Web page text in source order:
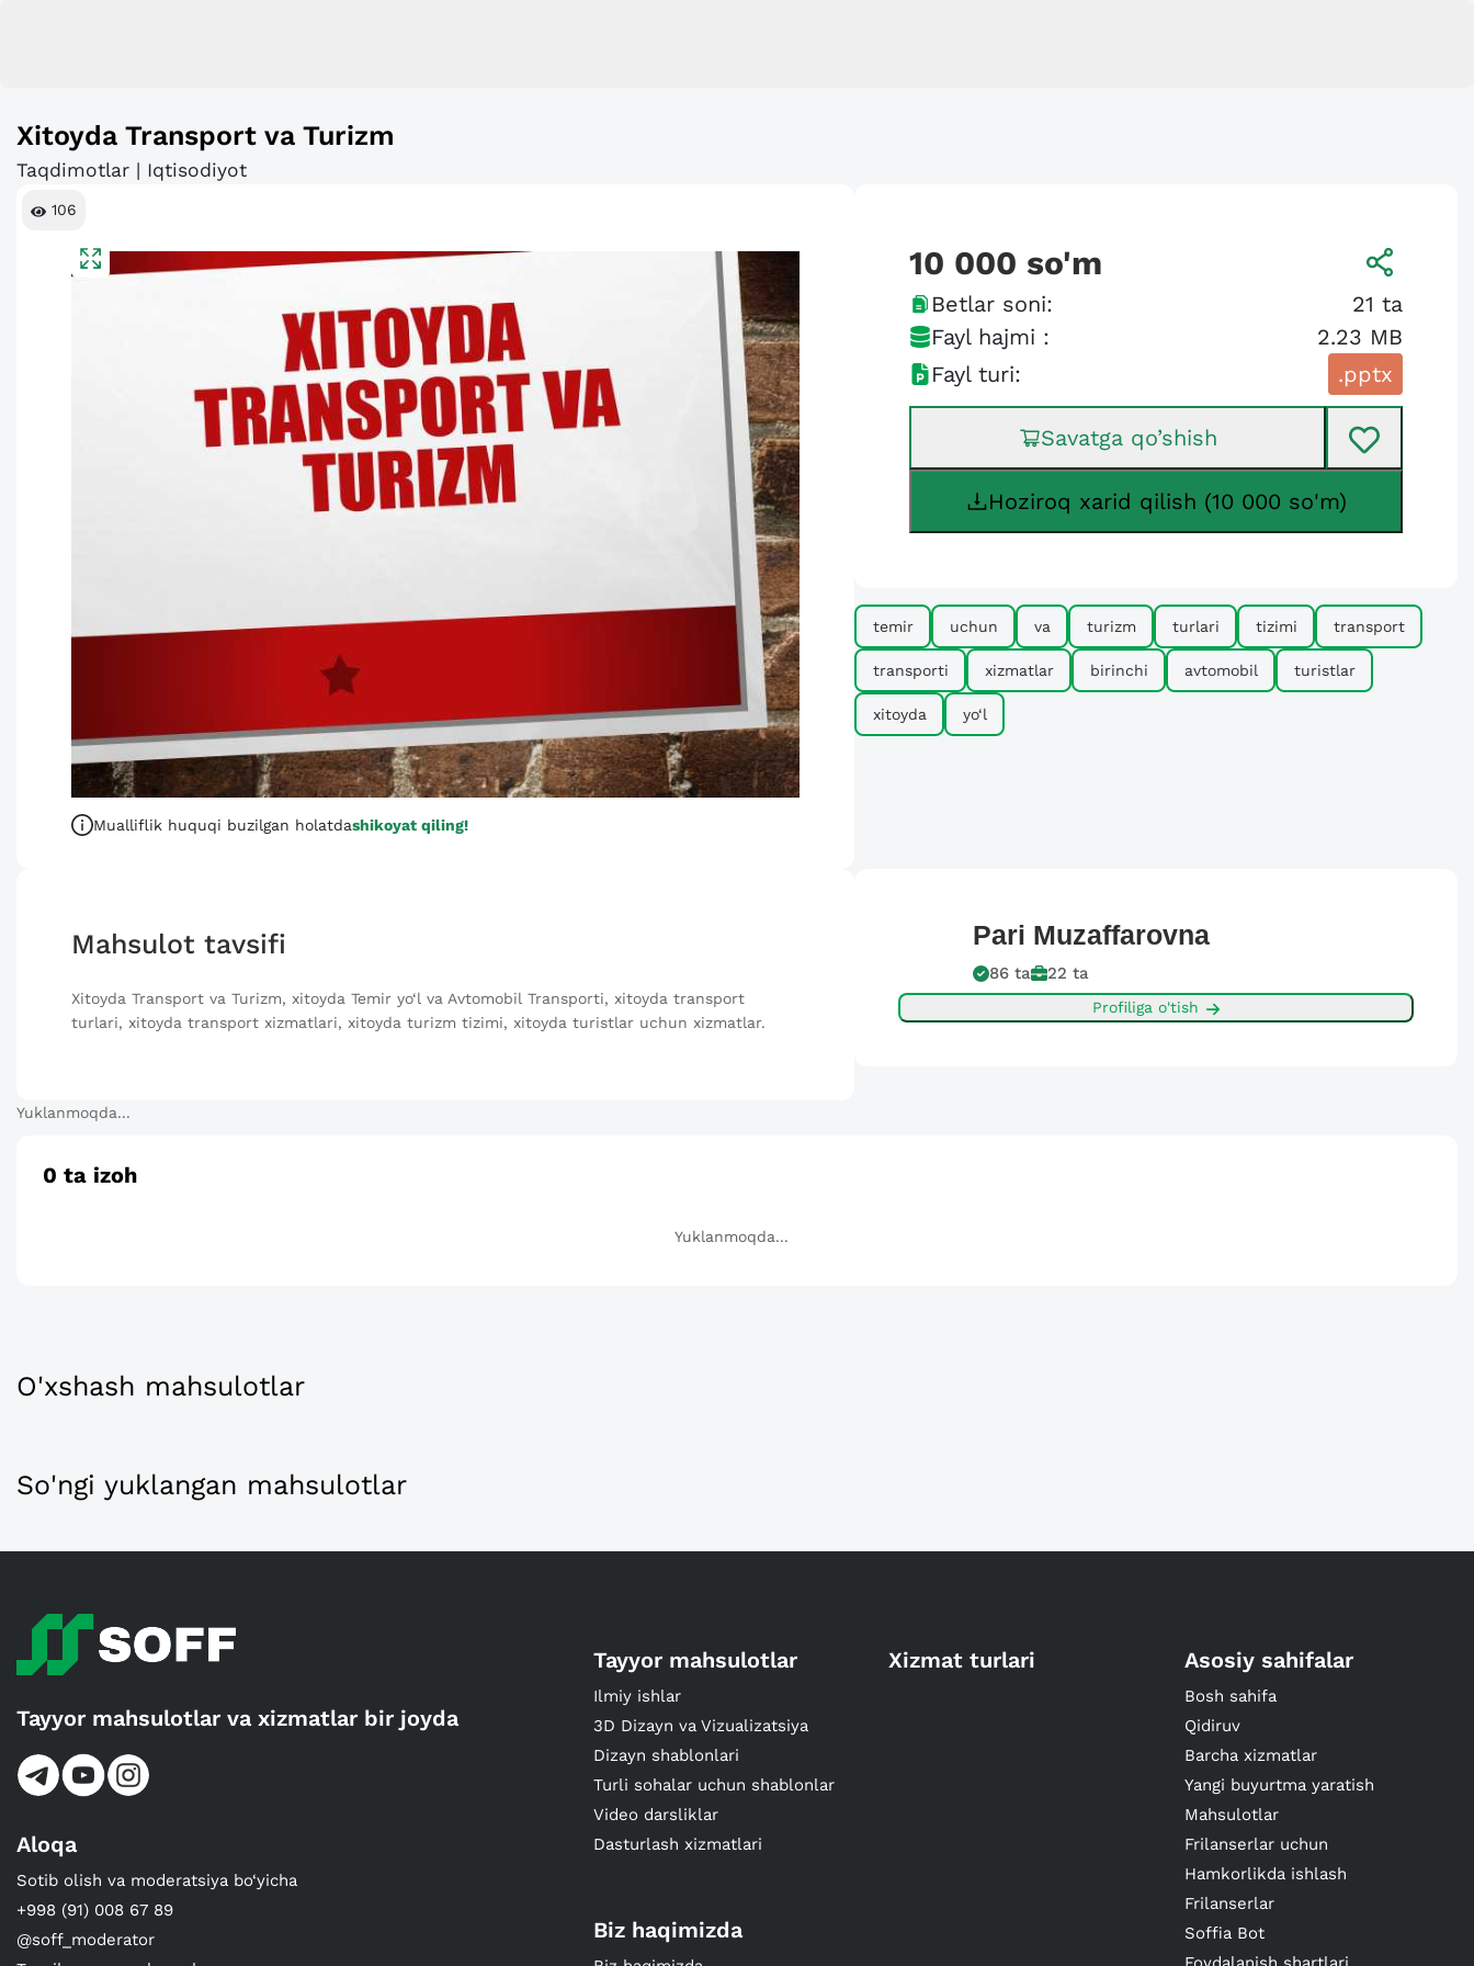
Xitoyda Transport va Turizm
Taqdimotlar | Iqtisodiyot
106
Mualliflik huquqi buzilgan holatdashikoyat qiling!
10 000 so'm
Betlar soni: 21 ta
Fayl hajmi :
2.23 MB
Fayl turi:
.pptx
Savatga qo’shish
Hoziroq xarid qilish (10 000 so'm)
temir uchun va turizm turlari tizimi transport
transporti xizmatlar birinchi avtomobil turistlar
xitoyda yo‘l
Mahsulot tavsifi
Xitoyda Transport va Turizm, xitoyda Temir yo‘l va Avtomobil Transporti, xitoyda transport
turlari, xitoyda transport xizmatlari, xitoyda turizm tizimi, xitoyda turistlar uchun xizmatlar.
Pari Muzaffarovna
86 ta 22 ta
Profiliga o'tish
Yuklanmoqda...
0 ta izoh
Yuklanmoqda...
O'xshash mahsulotlar
So'ngi yuklangan mahsulotlar
Tayyor mahsulotlar va xizmatlar bir joyda
Aloqa
Sotib olish va moderatsiya bo‘yicha
+998 (91) 008 67 89
@soff_moderator
Tayyor mahsulotlar
Ilmiy ishlar
3D Dizayn va Vizualizatsiya
Dizayn shablonlari
Turli sohalar uchun shablonlar
Video darsliklar
Dasturlash xizmatlari
Xizmat turlari Asosiy sahifalar
Bosh sahifa
Qidiruv
Barcha xizmatlar
Yangi buyurtma yaratish
Mahsulotlar
Frilanserlar uchun
Hamkorlikda ishlash
Frilanserlar
Soffia Bot
Biz haqimizda